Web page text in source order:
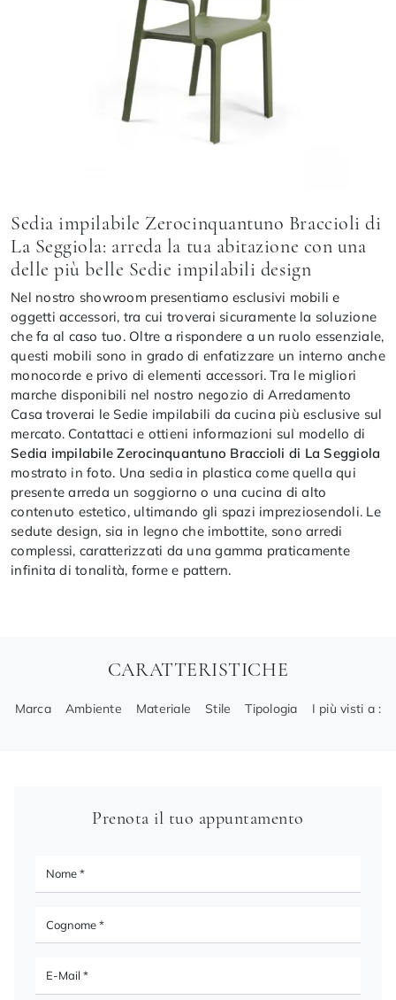
Sedia impilabile Zerocinquantuno Braccioli di
La Seggiola: arreda la tua abitazione con una
delle più belle Sedie impilabili design
Nel nostro showroom presentiamo esclusivi mobili e
oggetti accessori, tra cui troverai sicuramente la soluzione
che fa al caso tuo. Oltre a rispondere a un ruolo essenziale,
questi mobili sono in grado di enfatizzare un interno anche
monocorde e privo di elementi accessori. Tra le migliori
marche disponibili nel nostro negozio di Arredamento
Casa troverai le Sedie impilabili da cucina più esclusive sul
mercato. Contattaci e ottieni informazioni sul modello di
Sedia impilabile Zerocinquantuno Braccioli di La Seggiola
mostrato in foto. Una sedia in plastica come quella qui
presente arreda un soggiorno o una cucina di alto
contenuto estetico, ultimando gli spazi impreziosendoli. Le
sedute design, sia in legno che imbottite, sono arredi
complessi, caratterizzati da una gamma praticamente
infinita di tonalità, forme e pattern.
CARATTERISTICHE
Marca Ambiente Materiale Stile Tipologia I più visti a :
Prenota il tuo appuntamento